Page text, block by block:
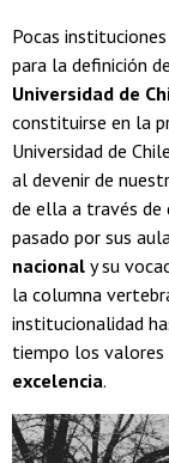
Pocas
para la definición
Universidad de
constituirse en la
Universidad de
al devenir de
de ella a través de
pasado por sus
nacional y su
la columna
institucionalidad
tiempo los valores
excelencia.